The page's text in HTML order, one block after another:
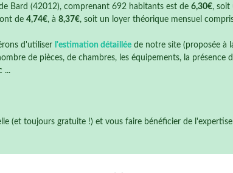
Bard (42012), comprenant 692 habitants est de 6,30€, soit
de 4,74€, à 8,37€, soit un loyer théorique mensuel
d'utiliser l'estimation détaillée de notre site (proposée à
de pièces, de chambres, les équipements, la
...
(et toujours gratuite !) et vous faire bénéficier de